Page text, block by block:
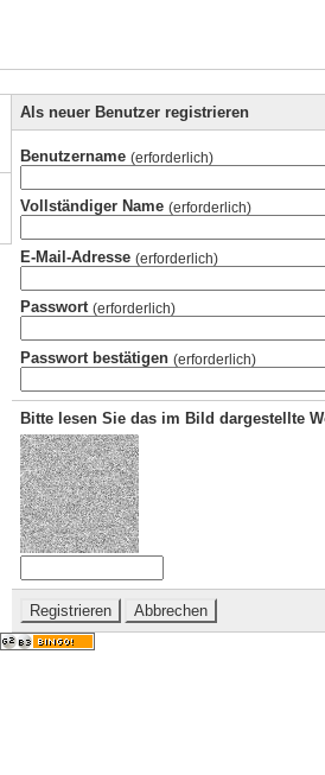
Als neuer Benutzer registrieren
Benutzername (erforderlich)
Vollständiger Name (erforderlich)
E-Mail-Adresse (erforderlich)
Passwort (erforderlich)
Passwort bestätigen (erforderlich)
Bitte lesen Sie das im Bild dargestellte